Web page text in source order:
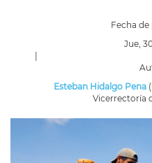
Fecha
Jue,
|
Esteban Hidalgo Pena
Vicerrectoría